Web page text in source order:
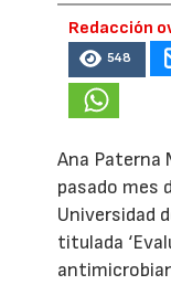
Redacción
548
Ana Paterna
pasado mes
Universidad
titulada